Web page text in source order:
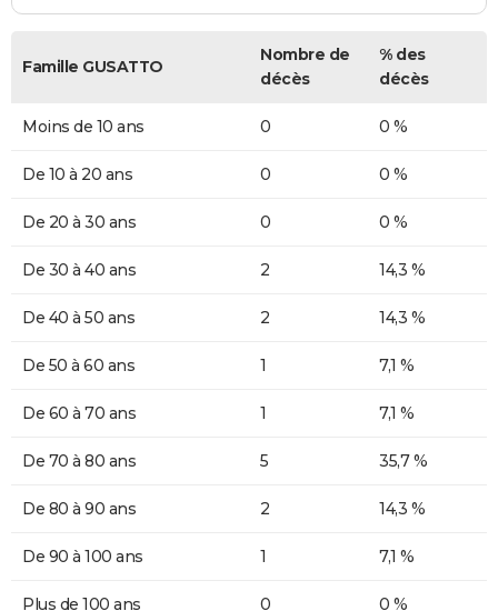
Famille GUSATTO
Nombre de
décès
% des
décès
Moins de 10 ans 0 0 %
De 10 à 20 ans 0 0 %
De 20 à 30 ans 0 0 %
De 30 à 40 ans 2 14,3 %
De 40 à 50 ans 2 14,3 %
De 50 à 60 ans 1 7,1 %
De 60 à 70 ans 1 7,1 %
De 70 à 80 ans 5 35,7 %
De 80 à 90 ans 2 14,3 %
De 90 à 100 ans 1 7,1 %
Plus de 100 ans 0 0 %